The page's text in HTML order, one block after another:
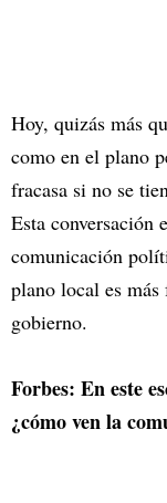
Hoy, quizás más
como en el plano
fracasa si no se
Esta conversación
comunicación
plano local es
gobierno.
Forbes: En este
¿cómo ven la